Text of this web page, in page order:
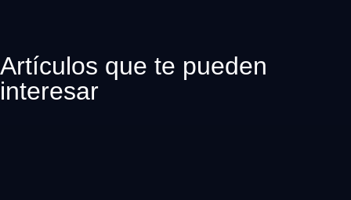
Artículos que te pueden
interesar